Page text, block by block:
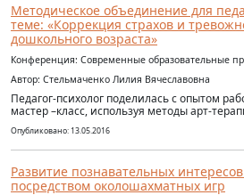
Методическое объединение для
теме: «Коррекция страхов и
дошкольного возраста»
Конференция: Современные образовательные
Автор: Стельмаченко Лилия Вячеславовна
Педагог-психолог поделилась с опытом
мастер –класс, используя методы арт-
Опубликовано: 13.05.2016
Развитие познавательных
посредством околошахматных игр